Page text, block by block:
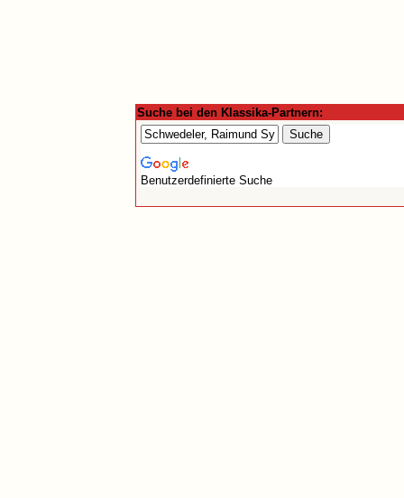
Suche bei den Klassika-Partnern:
Benutzerdefinierte Suche